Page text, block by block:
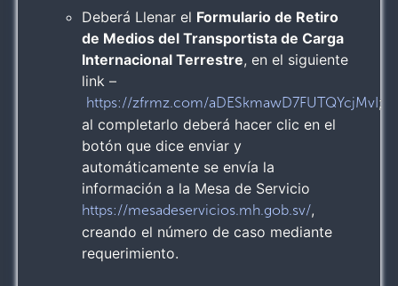
Deberá Llenar el Formulario de Retiro
de Medios del Transportista de Carga
Internacional Terrestre, en el siguiente
link –
https://zfrmz.com/aDESkmawD7FUTQYcjMvI;
al completarlo deberá hacer clic en el
botón que dice enviar y
automáticamente se envía la
información a la Mesa de Servicio
https://mesadeservicios.mh.gob.sv/,
creando el número de caso mediante
requerimiento.